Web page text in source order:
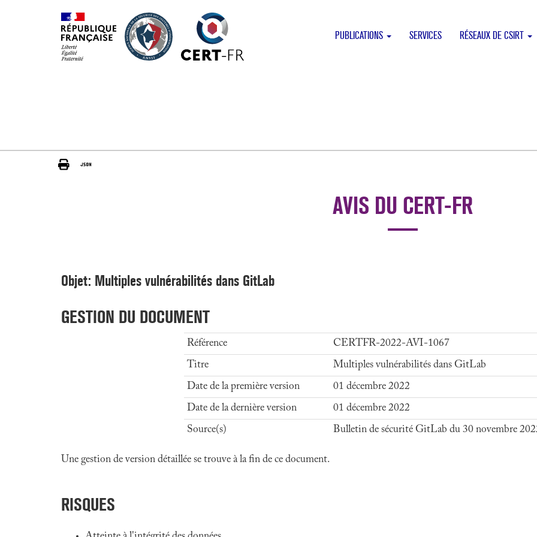
PUBLICATIONS SERVICES RÉSEAUX DE CSIRT
AVIS DU CERT-FR
Objet: Multiples vulnérabilités dans GitLab
GESTION DU DOCUMENT
Référence
CERTFR-2022-AVI-1067
Titre
Multiples vulnérabilités dans GitLab
Date de la première version
01 décembre 2022
Date de la dernière version
01 décembre 2022
Source(s)
Bulletin de sécurité GitLab du 30 novembre
Une gestion de version détaillée se trouve à la fin de ce document.
RISQUES